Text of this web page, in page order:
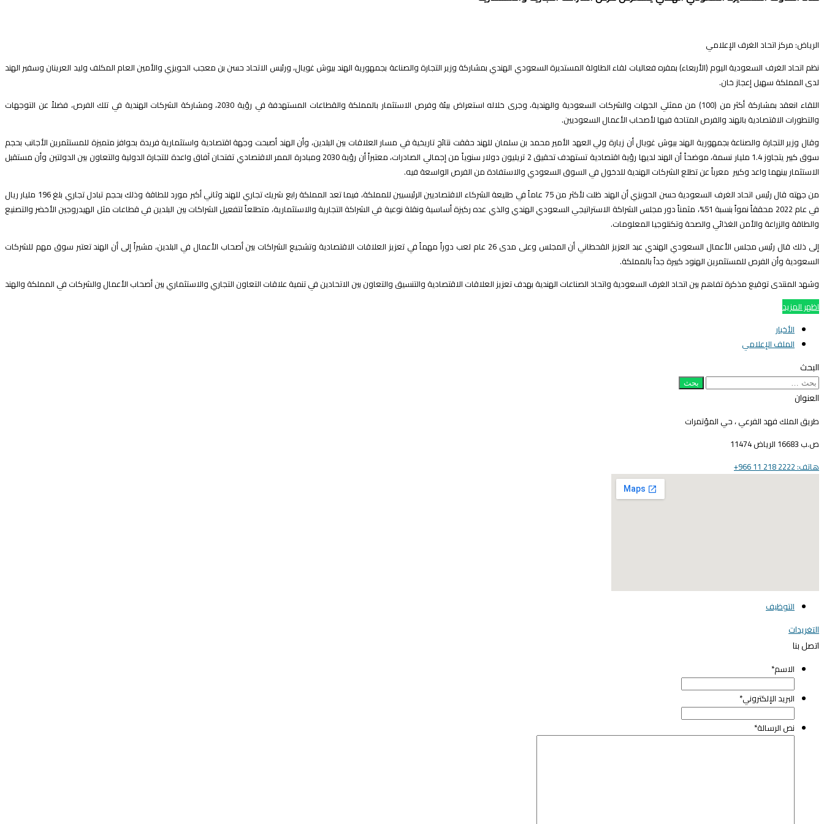
الرياض: مركز اتحاد الغرف الإعلامي
نظم اتحاد الغرف السعودية اليوم (الأربعاء) بمقره فعاليات لقاء الطاولة المستديرة السعودي الهندي بمشاركة وزير التجارة والصناعة بجمهورية الهند بيوش غويال، ورئيس الاتحاد حسن بن معجب الحويزي والأمين العام المكلف وليد العرينان وسفير الهند
لدى المملكة سهيل إعجاز خان.
اللقاء انعقد بمشاركة أكثر من (100) من ممثلي الجهات والشركات السعودية والهندية، وجرى خلاله استعراض بيئة وفرص الاستثمار بالمملكة والقطاعات المستهدفة في رؤية 2030، ومشاركة الشركات الهندية في تلك الفرص، فضلاً عن التوجهات
والتطورات الاقتصادية بالهند والفرص المتاحة فيها لأصحاب الأعمال السعوديين.
وقال وزير التجارة والصناعة بجمهورية الهند بيوش غويال أن زيارة ولي العهد الأمير محمد بن سلمان للهند حققت نتائج تاريخية في مسار العلاقات بين البلدين، وأن الهند أصبحت وجهة اقتصادية واستثمارية فريدة بحوافز متميزة للمستثمرين الأجانب بحجم
سوق كبير يتجاوز 1.4 مليار نسمة، موضحاً أن الهند لديها رؤية اقتصادية تستهدف تحقيق 2 تريليون دولار سنوياً من إجمالي الصادرات، معتبراً أن رؤية 2030 ومبادرة الممر الاقتصادي تفتحان آفاق واعدة للتجارة الدولية والتعاون بين الدولتين وأن مستقبل
الاستثمار بينهما واعد وكبير معرباً عن تطلع الشركات الهندية للدخول في السوق السعودي والاستفادة من الفرص الواسعة فيه.
من جهته قال رئيس اتحاد الغرف السعودية حسن الحويزي أن الهند ظلت لأكثر من 75 عاماً في طليعة الشركاء الاقتصاديين الرئيسيين للمملكة، فيما تعد المملكة رابع شريك تجاري للهند وثاني أكبر مورد للطاقة وذلك بحجم تبادل تجاري بلغ 196 مليار ريال
في عام 2022 محققاً نمواً بنسبة 51%، مثمناً دور مجلس الشراكة الاستراتيجي السعودي الهندي والذي عده ركيزة أساسية ونقلة نوعية في الشراكة التجارية والاستثمارية، متطلعاً لتفعيل الشراكات بين البلدين في قطاعات مثل الهيدروجين الأخضر والتصنيع
والطاقة والزراعة والأمن الغذائي والصحة وتكنلوجيا المعلومات.
إلى ذلك قال رئيس مجلس الأعمال السعودي الهندي عبد العزيز القحطاني أن المجلس وعلى مدى 26 عام لعب دوراً مهماً في تعزيز العلاقات الاقتصادية وتشجيع الشراكات بين أصحاب الأعمال في البلدين، مشيراً إلى أن الهند تعتبر سوق مهم للشركات
السعودية وأن الفرص للمستثمرين الهنود كبيرة جداً بالمملكة.
وشهد المنتدى توقيع مذكرة تفاهم بين اتحاد الغرف السعودية واتحاد الصناعات الهندية بهدف تعزيز العلاقات الاقتصادية والتنسيق والتعاون بين الاتحادين في تنمية علاقات التعاون التجاري والاستثماري بين أصحاب الأعمال والشركات في المملكة والهند
اظهر المزيد
الأخبار
الملف الإعلامي
البحث
البحث
عن:
العنوان
طريق الملك فهد الفرعي ، حي المؤتمرات
ص.ب 16683 الرياض 11474
هاتف: 2222 218 11 966+
elegant media icon set
التوظيف
التغريدات
اتصل بنا
الاسم*
البريد الإلكتروني*
نص الرسالة*